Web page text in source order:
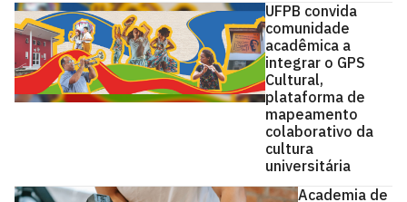
UFPB convida
comunidade
acadêmica a
integrar o GPS
Cultural,
plataforma de
mapeamento
colaborativo da
cultura
universitária
Academia de